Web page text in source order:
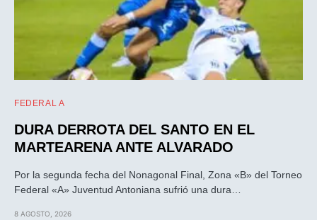
FEDERAL A
DURA DERROTA DEL SANTO EN EL
MARTEARENA ANTE ALVARADO
Por la segunda fecha del Nonagonal Final, Zona «B» del Torneo
Federal «A» Juventud Antoniana sufrió una dura…
8 AGOSTO, 2026